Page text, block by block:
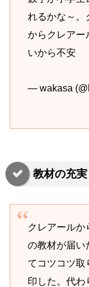
れるかな～。
からクレアー
いから不安
— wakasa
教材の充
クレアールか
の教材が届い
てコツコツ取
印した。代わ